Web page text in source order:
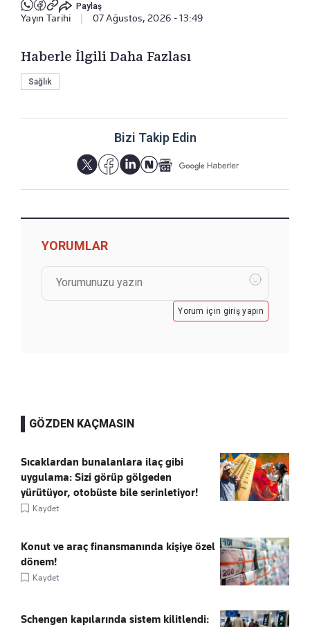
Paylaş
Yayın Tarihi 07 Ağustos, 2026 - 13:49
Haberle İlgili Daha Fazlası
Sağlık
Bizi Takip Edin
YORUMLAR
Yorum için giriş yapın
GÖZDEN KAÇMASIN
Sıcaklardan bunalanlara ilaç gibi
uygulama: Sizi görüp gölgeden
yürütüyor, otobüste bile serinletiyor!
Kaydet
Konut ve araç finansmanında kişiye özel
dönem!
Kaydet
Schengen kapılarında sistem kilitlendi: